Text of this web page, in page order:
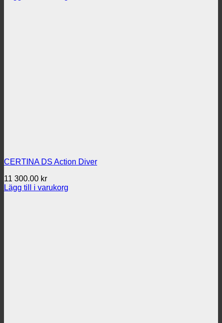
CERTINA DS Action Diver
11 300.00 kr
Lägg till i varukorg